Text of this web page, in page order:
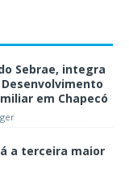
Sebrae, integra
em Chapecó
a terceira maior